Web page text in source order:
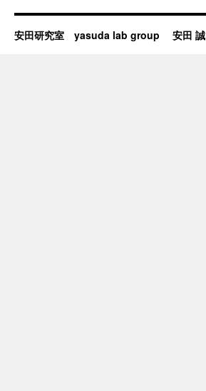
安田研究室 yasuda lab group 安田 誠